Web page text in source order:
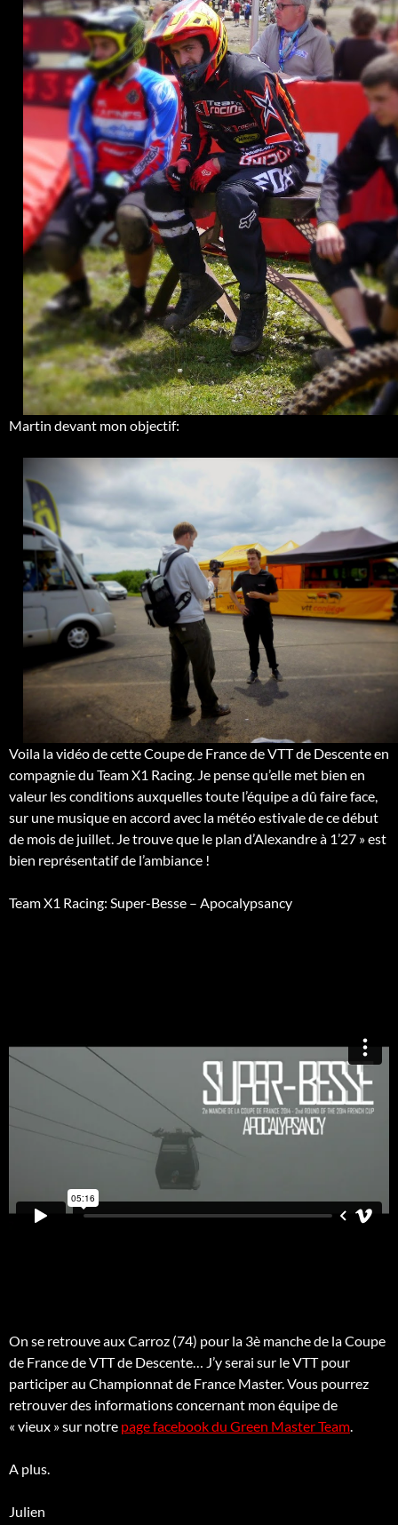
Martin devant mon objectif:
Voila la vidéo de cette Coupe de France de VTT de Descente en
compagnie du Team X1 Racing. Je pense qu’elle met bien en
valeur les conditions auxquelles toute l’équipe a dû faire face,
sur une musique en accord avec la météo estivale de ce début
de mois de juillet. Je trouve que le plan d’Alexandre à 1’27 » est
bien représentatif de l’ambiance !
Team X1 Racing: Super-Besse – Apocalypsancy
On se retrouve aux Carroz (74) pour la 3è manche de la Coupe
de France de VTT de Descente… J’y serai sur le VTT pour
participer au Championnat de France Master. Vous pourrez
retrouver des informations concernant mon équipe de
« vieux » sur notre page facebook du Green Master Team
A plus.
Julien